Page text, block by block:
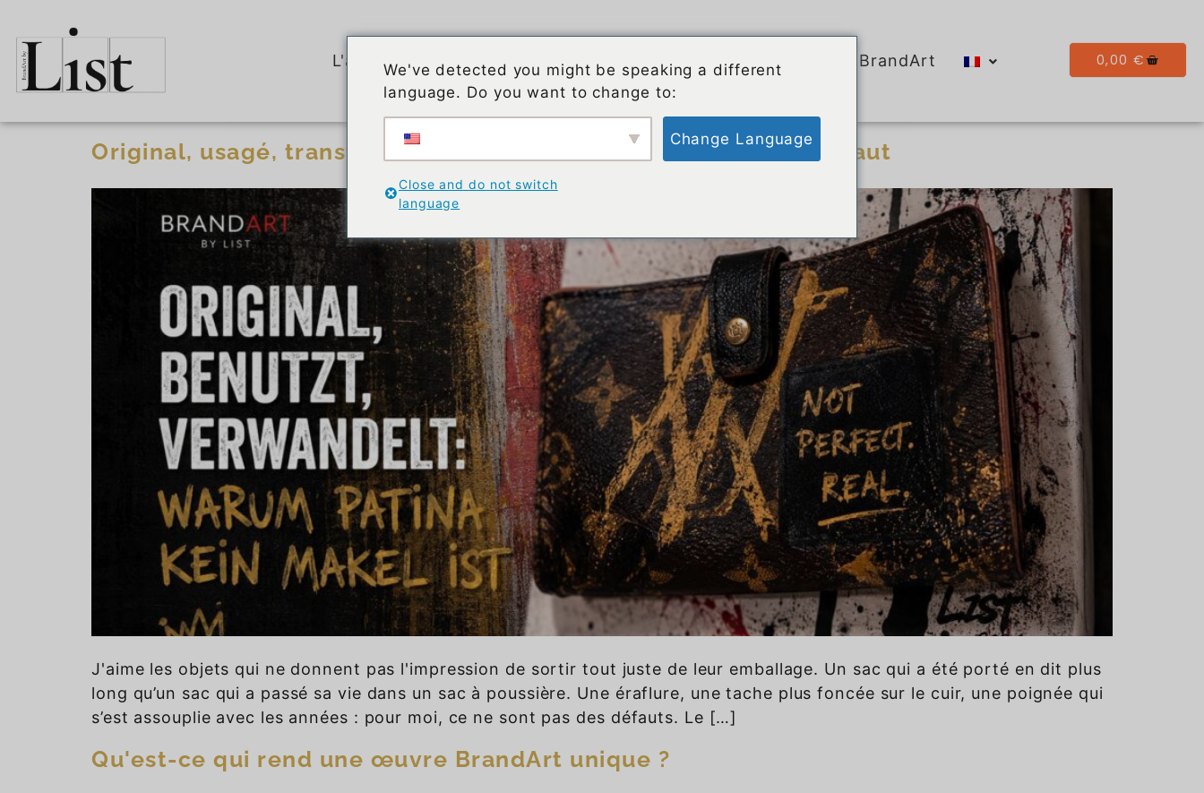
L'artiste À propos de BrandArt Blog de BrandArt Galerie BrandArt 0,00 €
Original, usagé, transformé : pourquoi la patine n'est pas un défaut
J'aime les objets qui ne donnent pas l'impression de sortir tout juste de leur emballage. Un sac qui a été porté en dit plus
long qu’un sac qui a passé sa vie dans un sac à poussière. Une éraflure, une tache plus foncée sur le cuir, une poignée qui
s’est assouplie avec les années : pour moi, ce ne sont pas des défauts. Le […]
Qu'est-ce qui rend une œuvre BrandArt unique ?
We've detected you might be speaking a different
language. Do you want to change to:
Change Language
Close and do not switch
language